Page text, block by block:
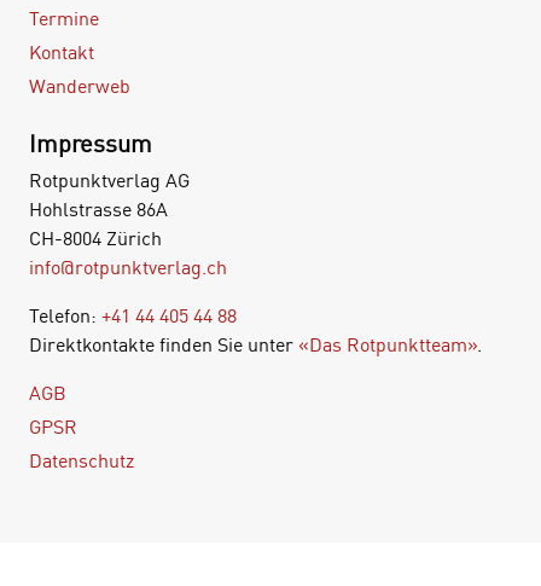
Termine
Kontakt
Wanderweb
Impressum
Rotpunktverlag AG
Hohlstrasse 86A
CH-8004 Zürich
info@rotpunktverlag.ch
Telefon: +41 44 405 44 88
Direktkontakte finden Sie unter «Das Rotpunktteam».
AGB
GPSR
Datenschutz